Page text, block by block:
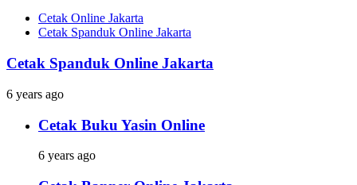
Cetak Online Jakarta
Cetak Spanduk Online Jakarta
Cetak Spanduk Online Jakarta
6 years ago
Cetak Buku Yasin Online
6 years ago